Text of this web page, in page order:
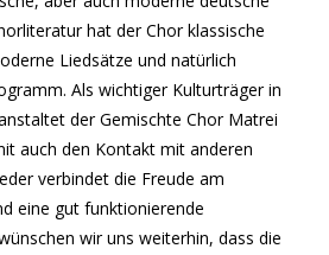
hat der Chor klassische
Liedsätze und natürlich
Als wichtiger Kulturträger in
der Gemischte Chor Matrei
auch den Kontakt mit anderen
verbindet die Freude am
eine gut funktionierende
wir uns weiterhin, dass die